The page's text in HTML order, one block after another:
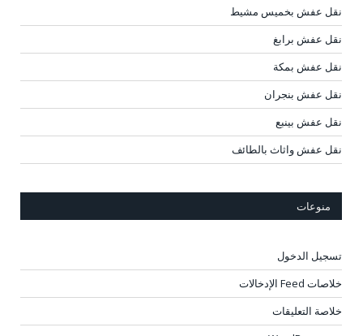
نقل عفش بخميس مشيط
نقل عفش برابغ
نقل عفش بمكة
نقل عفش بنجران
نقل عفش بينبع
نقل عفش واثاث بالطائف
منوعات
تسجيل الدخول
خلاصات Feed الإدخالات
خلاصة التعليقات